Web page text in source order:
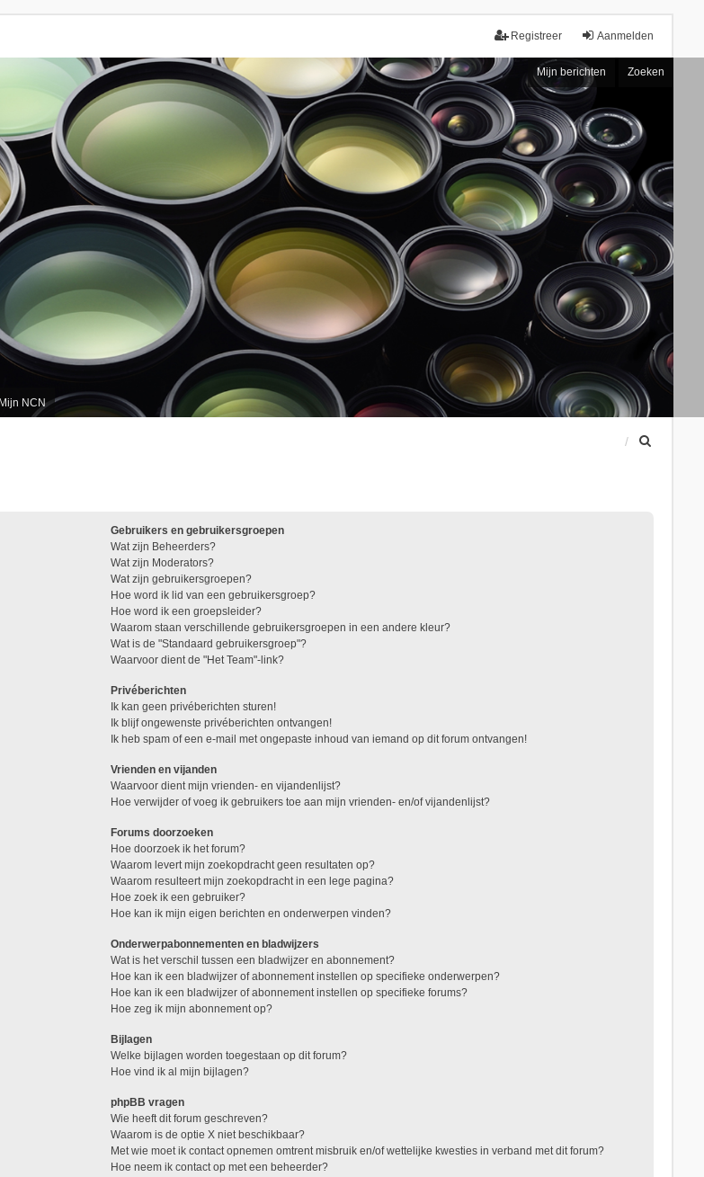
Aanmelden
Registreer
Mijn berichten Zoeken
Mijn NCN
Gebruikers en gebruikersgroepen
Wat zijn Beheerders?
Wat zijn Moderators?
Wat zijn gebruikersgroepen?
Hoe word ik lid van een gebruikersgroep?
Hoe word ik een groepsleider?
Waarom staan verschillende gebruikersgroepen in een andere kleur?
Wat is de "Standaard gebruikersgroep"?
Waarvoor dient de "Het Team"-link?
Privéberichten
Ik kan geen privéberichten sturen!
Ik blijf ongewenste privéberichten ontvangen!
Ik heb spam of een e-mail met ongepaste inhoud van iemand op dit forum ontvangen!
Vrienden en vijanden
Waarvoor dient mijn vrienden- en vijandenlijst?
Hoe verwijder of voeg ik gebruikers toe aan mijn vrienden- en/of vijandenlijst?
Forums doorzoeken
Hoe doorzoek ik het forum?
Waarom levert mijn zoekopdracht geen resultaten op?
Waarom resulteert mijn zoekopdracht in een lege pagina?
Hoe zoek ik een gebruiker?
Hoe kan ik mijn eigen berichten en onderwerpen vinden?
Onderwerpabonnementen en bladwijzers
Wat is het verschil tussen een bladwijzer en abonnement?
Hoe kan ik een bladwijzer of abonnement instellen op specifieke onderwerpen?
Hoe kan ik een bladwijzer of abonnement instellen op specifieke forums?
Hoe zeg ik mijn abonnement op?
Bijlagen
Welke bijlagen worden toegestaan op dit forum?
Hoe vind ik al mijn bijlagen?
phpBB vragen
Wie heeft dit forum geschreven?
Waarom is de optie X niet beschikbaar?
Met wie moet ik contact opnemen omtrent misbruik en/of wettelijke kwesties in verband met dit forum?
Hoe neem ik contact op met een beheerder?